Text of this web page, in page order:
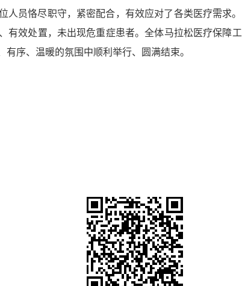
人员恪尽职守，紧密配合，有效应对了各类医疗需求
有效处置，未出现危重症患者。全体马拉松医疗保障
序、温暖的氛围中顺利举行、圆满结束。